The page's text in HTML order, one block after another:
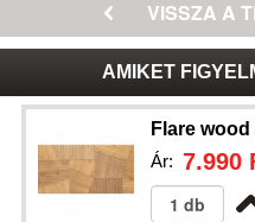
AMIKET
Flare
Ár:7.990